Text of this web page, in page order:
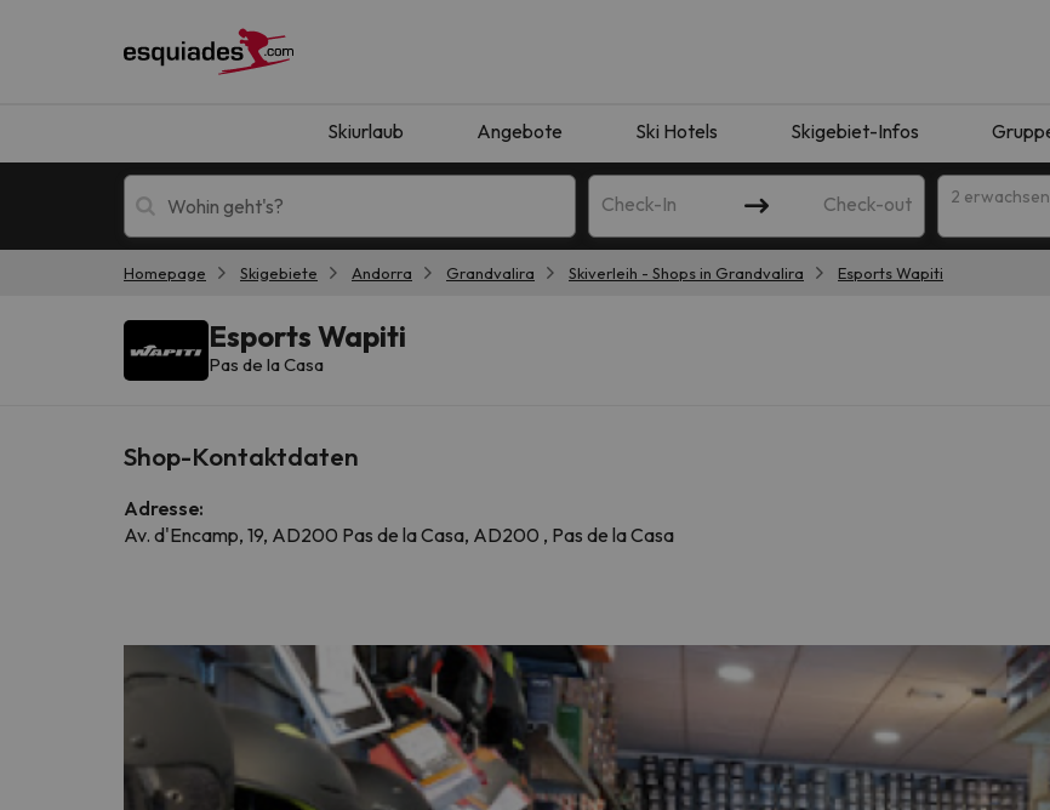
Skiurlaub Angebote Ski Hotels Skigebiet-Infos
Check-In Check-out 2
Oops, wir haben keine Ergebnisse gefunden, die Ihrer Suche entsprechen. Versuchen Sie, das Ziel zu ändern.
Homepage Skigebiete Andorra Grandvalira Skiverleih - Shops in Grandvalira Esports Wapiti
Esports Wapiti
Pas de la Casa
Shop-Kontaktdaten
Adresse:
Av. d'Encamp, 19, AD200 Pas de la Casa, AD200 , Pas de la Casa